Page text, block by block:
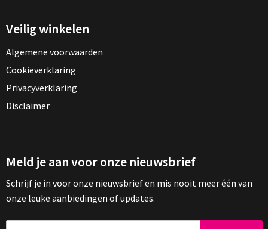
Veilig winkelen
Algemene voorwaarden
Cookieverklaring
Privacyverklaring
Disclaimer
Meld je aan voor onze nieuwsbrief
Schrijf je in voor onze nieuwsbrief en mis nooit meer één van
onze leuke aanbiedingen of updates.